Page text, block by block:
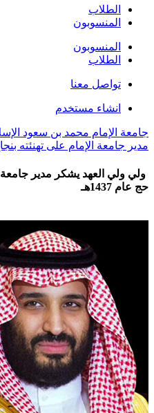
الطلاب
المنسوبون
المنسوبون
الطلاب
تواصل معنا
انشاء مستخدم
جامعة الإمام محمد بن سعود
مدير جامعة الإمام على تهنئته بنجاح
ولي ولي العهد يشكر مدير جامعة
حج عام 1437هـ